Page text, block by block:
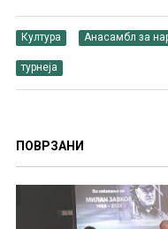
Култура Анасамбл за
турнеја
ПОВРЗАНИ